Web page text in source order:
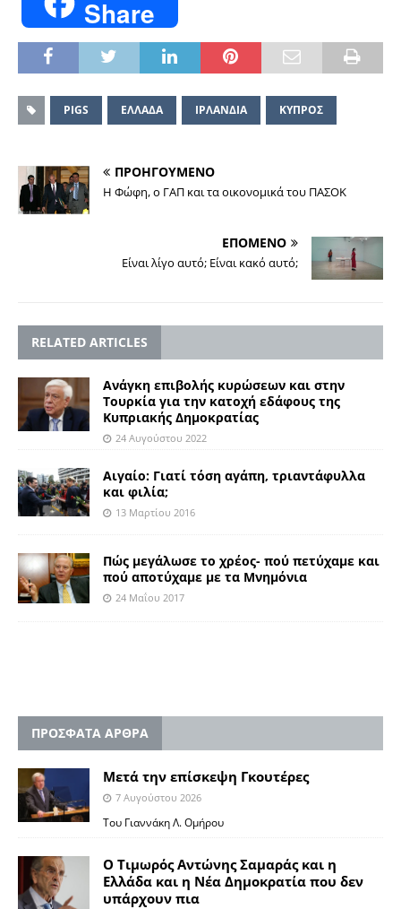
Share
PIGS ΕΛΛΑΔΑ ΙΡΛΑΝΔΙΑ ΚΥΠΡΟΣ
ΠΡΟΗΓΟΥΜΕΝΟ
Η Φώφη, ο ΓΑΠ και τα οικονομικά του ΠΑΣΟΚ
ΕΠΟΜΕΝΟ
Είναι λίγο αυτό; Είναι κακό αυτό;
RELATED ARTICLES
Ανάγκη επιβολής κυρώσεων και στην
Τουρκία για την κατοχή εδάφους της
Κυπριακής Δημοκρατίας
24 Αυγούστου 2022
Αιγαίο: Γιατί τόση αγάπη, τριαντάφυλλα
και φιλία;
13 Μαρτίου 2016
Πώς μεγάλωσε το χρέος- πού πετύχαμε και
πού αποτύχαμε με τα Μνημόνια
24 Μαΐου 2017
ΠΡΟΣΦΑΤΑ ΑΡΘΡΑ
Μετά την επίσκεψη Γκουτέρες
7 Αυγούστου 2026
Του Γιαννάκη Λ. Ομήρου
Ο Τιμωρός Αντώνης Σαμαράς και η
Ελλάδα και η Νέα Δημοκρατία που δεν
υπάρχουν πια